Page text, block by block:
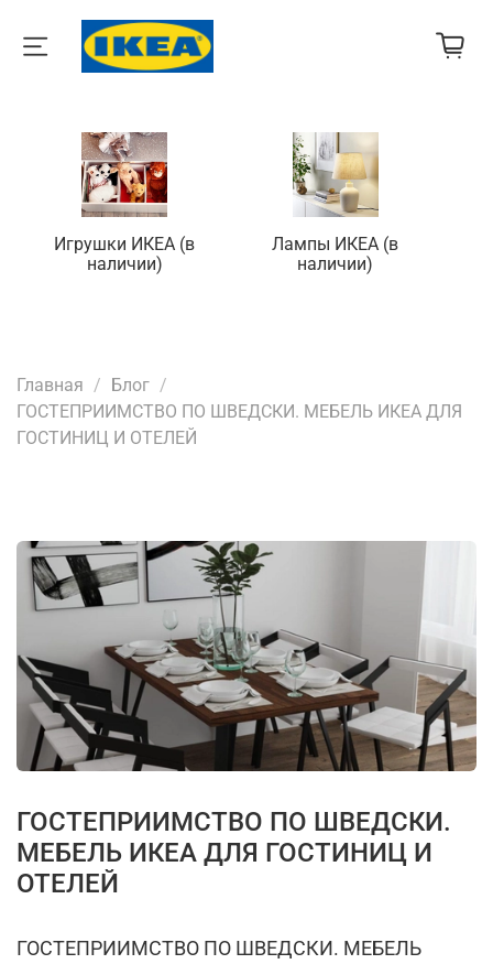
Игрушки ИКЕА (в
наличии)
Лампы ИКЕА (в
наличии)
Главная
Блог
ГОСТЕПРИИМСТВО ПО ШВЕДСКИ. МЕБЕЛЬ ИКЕА ДЛЯ
ГОСТИНИЦ И ОТЕЛЕЙ
ГОСТЕПРИИМСТВО ПО ШВЕДСКИ.
МЕБЕЛЬ ИКЕА ДЛЯ ГОСТИНИЦ И
ОТЕЛЕЙ
ГОСТЕПРИИМСТВО ПО ШВЕДСКИ. МЕБЕЛЬ